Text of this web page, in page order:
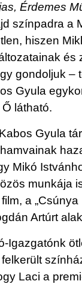
Érdemes
színpadra a
hiszen
és
gondoljuk –
Gyula
Ő látható.
Gyula
Mikó
munkája
a „Csúnya
Artúrt
Igazgatónk
felkerült
Laci a